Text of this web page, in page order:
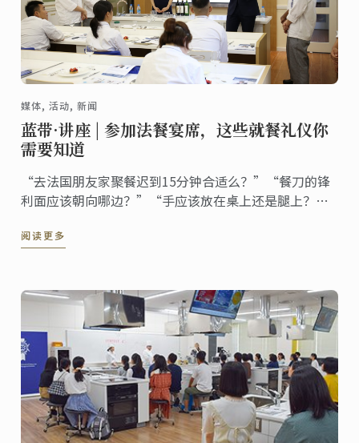
媒体, 活动, 新闻
蓝带·讲座 | 参加法餐宴席，这些就餐礼仪你
需要知道
“去法国朋友家聚餐迟到15分钟合适么？”“餐刀的锋
利面应该朝向哪边？”“手应该放在桌上还是腿上？”
Matthieu Ventelon一起了解法餐礼仪的那些事儿。
阅读更多